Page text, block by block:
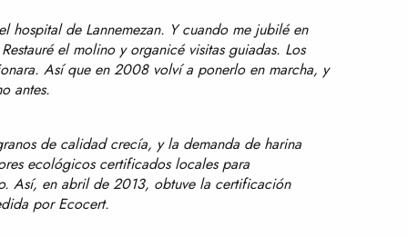
de Lannemezan. Y cuando me jubilé en
el molino y organicé visitas guiadas. Los
Así que en 2008 volví a ponerlo en marcha, y
antes.
de calidad crecía, y la demanda de harina
ecológicos certificados locales para
Así, en abril de 2013, obtuve la certificación
por Ecocert.